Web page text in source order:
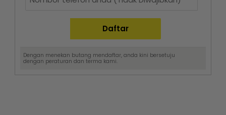
Dengan menekan butang mendaftar, anda kini bersetuju
dengan peraturan dan terma kami.